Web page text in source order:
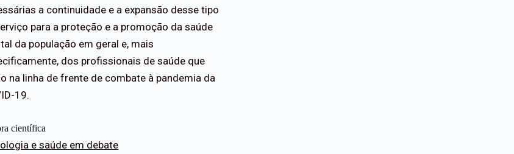
a continuidade e a expansão desse tipo
para a proteção e a promoção da saúde
da população em geral e, mais
dos profissionais de saúde que
na linha de frente de combate à pandemia da
19.
científica
e saúde em debate